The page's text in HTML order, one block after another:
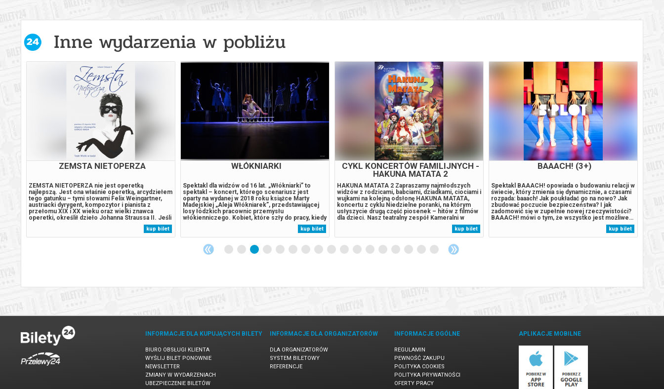
Inne wydarzenia w pobliżu
ZEMSTA NIETOPERZA
ZEMSTA NIETOPERZA nie jest operetką
najlepszą. Jest ona właśnie operetką, arcydziełem
tego gatunku – tymi słowami Felix Weingartner,
austriacki dyrygent, kompozytor i pianista z
przełomu XIX i XX wieku oraz wielki znawca
operetki, określił dzieło Johanna Straussa II. Jeśli
dodać do tych słów autorytet Gustava Mahlera,
który osobiście dyrygował ZEMSTĄ NIETOPERZA,
dając tym samym nieśmiertelny wzór dla...
kup bilet
WŁÓKNIARKI
Spektakl dla widzów od 16 lat. „Włókniarki” to
spektakl – koncert, którego scenariusz jest
oparty na wydanej w 2018 roku książce Marty
Madejskiej „Aleja Włókniarek”, przedstawiającej
losy łódzkich pracownic przemysłu
włókienniczego. Kobiet, które szły do pracy, kiedy
miały po kilkanaście lat, i od tego momentu rytm
ich życia wyznaczał tykający zegar, w takt którego
prządka musiała chodzić „jak koń...
kup bilet
CYKL KONCERTÓW FAMILIJNYCH -
HAKUNA MATATA 2
HAKUNA MATATA 2 Zapraszamy najmłodszych
widzów z rodzicami, babciami, dziadkami, ciociami i
wujkami na kolejną odsłonę HAKUNA MATATA,
koncertu z cyklu Niedzielne poranki, na którym
usłyszycie drugą część piosenek – hitów z filmów
dla dzieci. Nasz teatralny zespół Kameralni w
składzie: Aleksandra Borkiewicz-Cłapińska, Dagny
Konopacka-Maćkowiak, Olga Maroszek, Joanna
Skoblewska, Krzysztof Pilch, Jan...
kup bilet
BAAACH! (3+)
Spektakl BAAACH! opowiada o budowaniu relacji w
świecie, który zmienia się dynamicznie, a czasami
rozpada: baaach! Jak poukładać go na nowo? Jak
zbudować poczucie bezpieczeństwa? I jak
zadomowić się w zupełnie nowej rzeczywistości?
BAAACH! mówi o tym, że wszystko jest możliwe…
dzięki bliskości, miłości i zaufaniu. Główne
inspiracje twórców przedstawienia to teatr formy i
teatr przedmiotu, którym towarzyszy...
kup bilet
INFORMACJE DLA KUPUJĄCYCH BILETY
BIURO OBSŁUGI KLIENTA
WYŚLIJ BILET PONOWNIE
NEWSLETTER
ZMIANY W WYDARZENIACH
UBEZPIECZENIE BILETÓW
INFORMACJE DLA ORGANIZATORÓW
DLA ORGANIZATORÓW
SYSTEM BILETOWY
REFERENCJE
INFORMACJE OGÓLNE
REGULAMIN
PEWNOŚĆ ZAKUPU
POLITYKA COOKIES
POLITYKA PRYWATNOŚCI
OFERTY PRACY
APLIKACJE MOBILNE